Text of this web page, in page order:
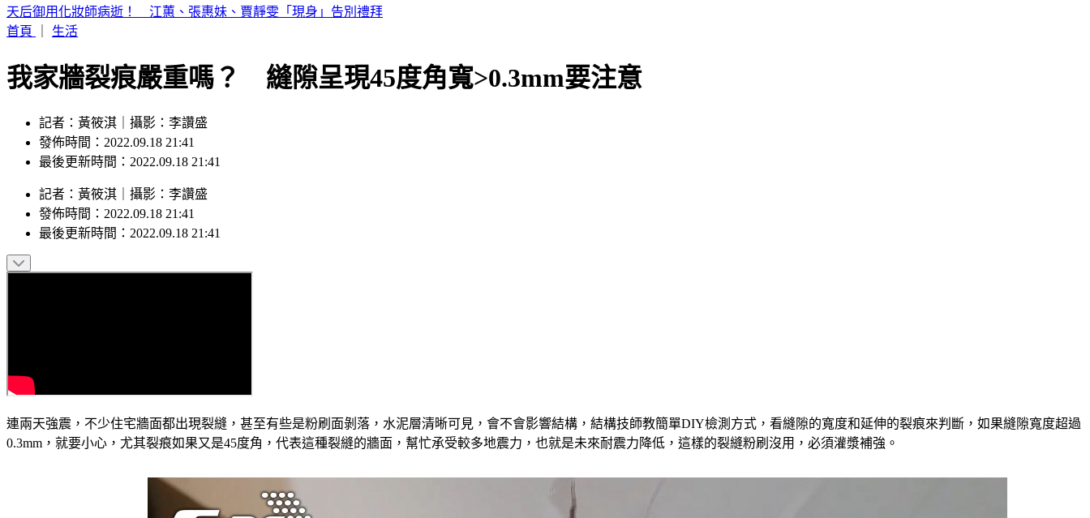
半導體關鍵原料！川普擬祭多晶矽產品15%關稅
首頁
生活
我家牆裂痕嚴重嗎？ 縫隙呈現45度角寬>0.3mm要注意
記者：黃筱淇｜攝影：李讚盛
發佈時間：2022.09.18 21:41
最後更新時間：2022.09.18 21:41
記者 ： 黃筱淇 攝影 ： 李讚盛
發佈時間： 2022.09.18 21:41
最後更新時間： 2022.09.18 21:41
連兩天強震，不少住宅牆面都出現裂縫，甚至有些是粉刷面剝落，水泥層清晰可見，會不會影響結構，結構技師教簡單DIY檢測方式，看縫隙的寬度和延伸的裂痕來判斷，如果縫隙寬度超過
0.3mm，就要小心，尤其裂痕如果又是45度角，代表這種裂縫的牆面，幫忙承受較多地震力，也就是未來耐震力降低，這樣的裂縫粉刷沒用，必須灌漿補強。